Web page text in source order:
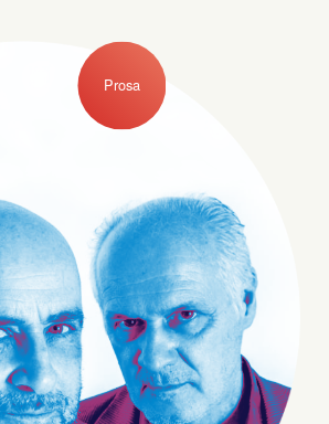
Prosa